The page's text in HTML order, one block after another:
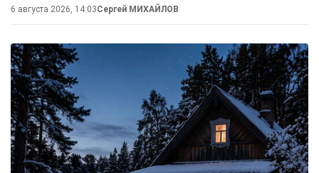
6 августа 2026, 14:03Сергей МИХАЙЛОВ